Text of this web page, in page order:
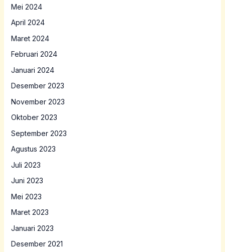
Mei 2024
April 2024
Maret 2024
Februari 2024
Januari 2024
Desember 2023
November 2023
Oktober 2023
September 2023
Agustus 2023
Juli 2023
Juni 2023
Mei 2023
Maret 2023
Januari 2023
Desember 2021